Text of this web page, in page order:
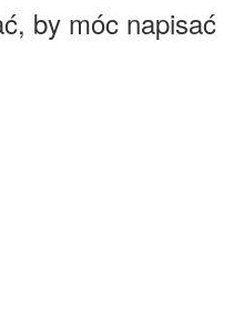
by móc napisać